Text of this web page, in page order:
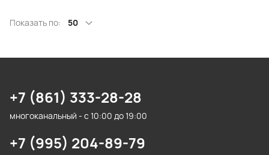
Показать по: 50
+7 (861) 333-28-28
многоканальный - с 10:00 до 19:00
+7 (995) 204-89-79